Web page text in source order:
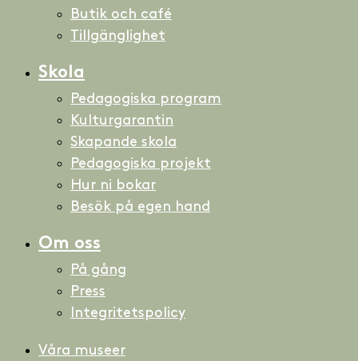
Butik och café
Tillgänglighet
Skola
Pedagogiska program
Kulturgarantin
Skapande skola
Pedagogiska projekt
Hur ni bokar
Besök på egen hand
Om oss
På gång
Press
Integritetspolicy
Våra museer